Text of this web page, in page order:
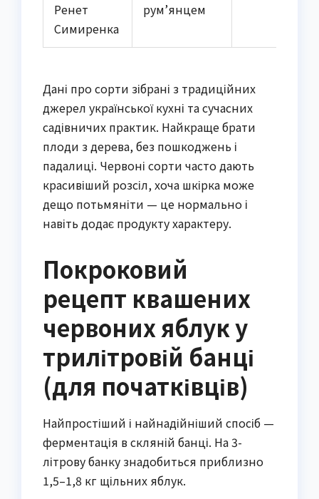
Ренет
Симиренка
рум’янцем
Дані про сорти зібрані з традиційних
джерел української кухні та сучасних
садівничих практик. Найкраще брати
плоди з дерева, без пошкоджень і
падалиці. Червоні сорти часто дають
красивіший розсіл, хоча шкірка може
дещо потьмяніти — це нормально і
навіть додає продукту характеру.
Покроковий
рецепт квашених
червоних яблук у
трилітровій банці
(для початківців)
Найпростіший і найнадійніший спосіб —
ферментація в скляній банці. На 3-
літрову банку знадобиться приблизно
1,5–1,8 кг щільних яблук.